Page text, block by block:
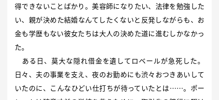
得できないことばかり。美容師になりたい、法律を勉強した
い、親が決めた結婚なんてしたくないと反発しながらも、お
金も学歴もない彼女たちは大人の決めた道に進むしかなかっ
た。
ある日、莫大な隠れ借金を遺してロベールが急死した。
日々、夫の事業を支え、夜のお勤めにも渋々おつきあいして
いたのに、こんなひどい仕打ちが待っていたとは……。ポー